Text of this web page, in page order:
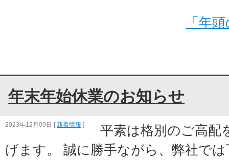
「年
年末年始休業のお知らせ
2023年12月09日 [ 新着情報 ]
平素は格別のご高配
げます。 誠に勝手ながら、弊社で